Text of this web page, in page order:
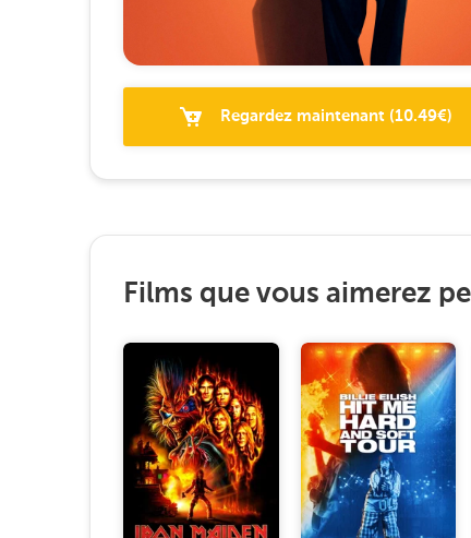
Regardez maintenant (10.49€)
Films que vous aimerez